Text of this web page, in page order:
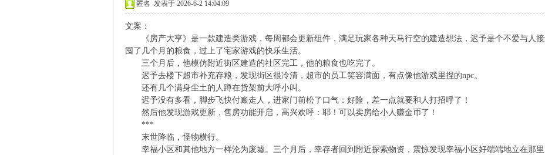
匿名 发表于 2026-6-2 14:04:09
文案：
《房产大亨》是一款建造类游戏，每周都会更新组件，满足玩家各种天马行空的建造想法，迟予是个不爱与人
囤了几个月的粮食，过上了宅家游戏的快乐生活。
三个月后，他模仿附近街区建造的社区完工，他的粮食也吃完了。
迟予去楼下超市补充存粮，发现街区很冷清，超市的员工笑容满面，有点像他游戏里捏的npc。
还有几个满身尘土的人蹲在货架前大呼小叫。
迟予没有多看，脚步飞快付账走人，进家门前松了口气：好险，差一点就要和人打招呼了！
然后他发现游戏更新，售房功能开启，高兴欢呼：耶！可以卖房给小人赚金币了！
***
末世降临，怪物横行。
幸福小区和其他地方一样沦为废墟。三个月后，幸存者回到附近探索物资，震惊发现幸福小区好端端地立在那里